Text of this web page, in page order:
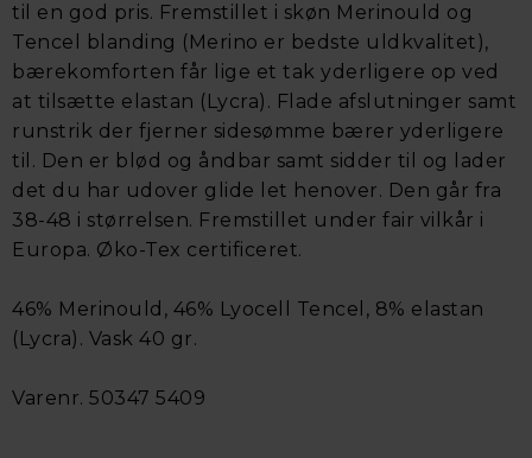
til en god pris. Fremstillet i skøn Merinould og
Tencel blanding (Merino er bedste uldkvalitet),
bærekomforten får lige et tak yderligere op ved
at tilsætte elastan (Lycra). Flade afslutninger samt
runstrik der fjerner sidesømme bærer yderligere
til. Den er blød og åndbar samt sidder til og lader
det du har udover glide let henover. Den går fra
38-48 i størrelsen. Fremstillet under fair vilkår i
Europa. Øko-Tex certificeret.
46% Merinould, 46% Lyocell Tencel, 8% elastan
(Lycra). Vask 40 gr.
Varenr. 50347 5409